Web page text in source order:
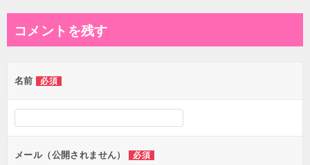
ビ
ー
シ
ン
コメントを残す
名前 必須
メール（公開されません） 必須